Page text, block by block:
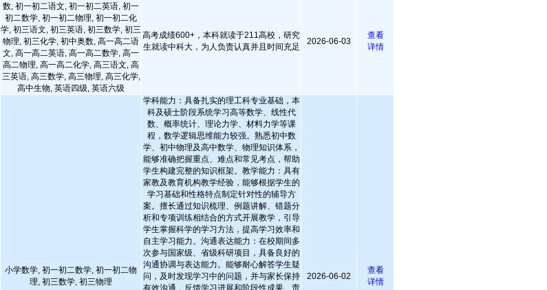
数, 初一初二语文, 初一初二英语, 初一
初二数学, 初一初二物理, 初一初二化
学, 初三语文, 初三英语, 初三数学, 初三
物理, 初三化学, 初中奥数, 高一高二语
文, 高一高二英语, 高一高二数学, 高一
高二物理, 高一高二化学, 高三语文, 高
三英语, 高三数学, 高三物理, 高三化学,
高中生物, 英语四级, 英语六级
高考成绩600+，本科就读于211高校，研究
生就读中科大，为人负责认真并且时间充足
2026-06-03
查看
详情
小学数学, 初一初二数学, 初一初二物
理, 初三数学, 初三物理
学科能力：具备扎实的理工科专业基础，本
科及硕士阶段系统学习高等数学、线性代
数、概率统计、理论力学、材料力学等课
程，数学逻辑思维能力较强。熟悉初中数
学、初中物理及高中数学、物理知识体系，
能够准确把握重点、难点和常见考点，帮助
学生构建完整的知识框架。教学能力：具有
家教及教育机构教学经验，能够根据学生的
学习基础和性格特点制定针对性的辅导方
案。擅长通过知识梳理、例题讲解、错题分
析和专项训练相结合的方式开展教学，引导
学生掌握科学的学习方法，提高学习效率和
自主学习能力。沟通表达能力：在校期间多
次参与国家级、省级科研项目，具备良好的
沟通协调与表达能力。能够耐心解答学生疑
问，及时发现学习中的问题，并与家长保持
有效沟通，反馈学习进展和阶段性成果。责
2026-06-02
查看
详情